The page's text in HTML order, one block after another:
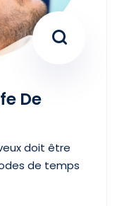
De
doit être
de temps